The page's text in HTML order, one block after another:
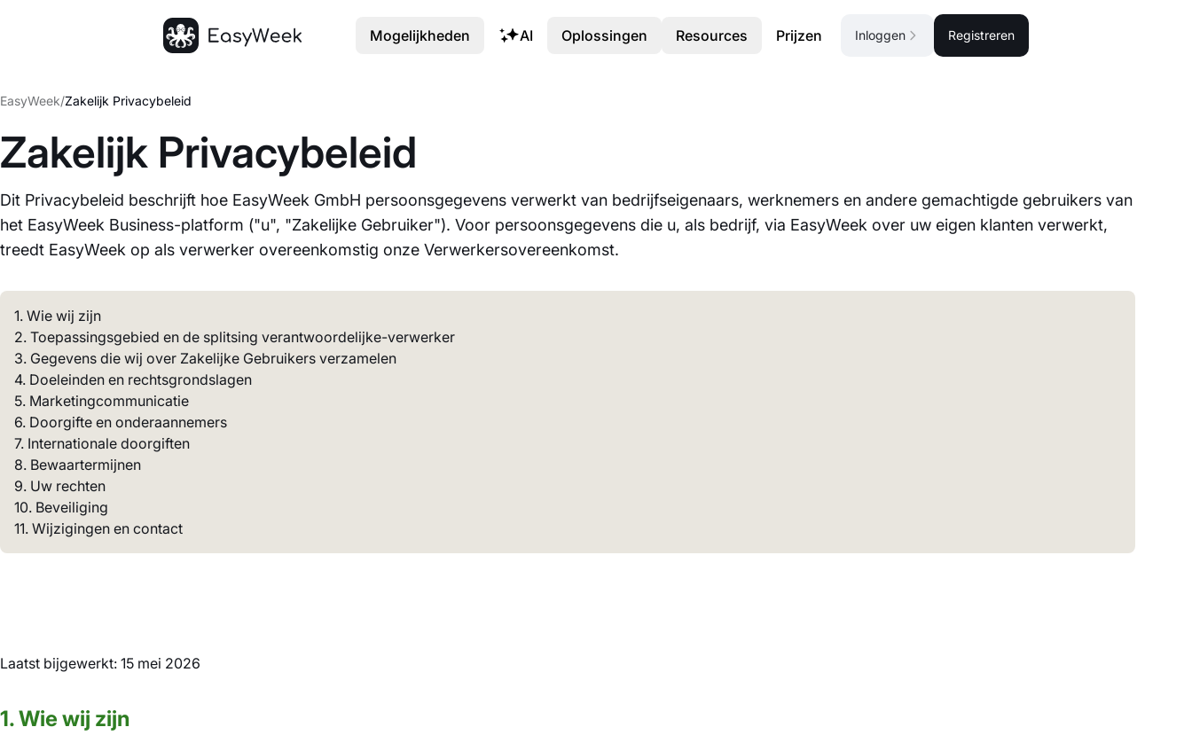
EasyWeek/Zakelijk Privacybeleid
Zakelijk Privacybeleid
Dit Privacybeleid beschrijft hoe EasyWeek GmbH persoonsgegevens verwerkt van bedrijfseigenaars, werknemers en andere gemachtigde gebruikers van
het EasyWeek Business-platform ("u", "Zakelijke Gebruiker"). Voor persoonsgegevens die u, als bedrijf, via EasyWeek over uw eigen klanten verwerkt,
treedt EasyWeek op als verwerker overeenkomstig onze Verwerkersovereenkomst.
1. Wie wij zijn
2. Toepassingsgebied en de splitsing verantwoordelijke-verwerker
3. Gegevens die wij over Zakelijke Gebruikers verzamelen
4. Doeleinden en rechtsgrondslagen
5. Marketingcommunicatie
6. Doorgifte en onderaannemers
7. Internationale doorgiften
8. Bewaartermijnen
9. Uw rechten
10. Beveiliging
11. Wijzigingen en contact
Laatst bijgewerkt: 15 mei 2026
1. Wie wij zijn
Mogelijkheden AI Oplossingen Resources Prijzen Inloggen Registreren